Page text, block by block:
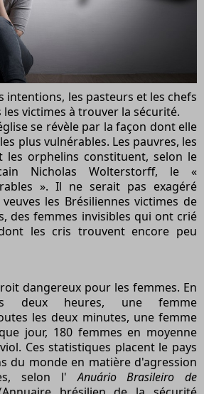
intentions, les pasteurs et les chefs
victimes à trouver la sécurité.
se révèle par la façon dont elle
plus vulnérables. Les pauvres, les
les orphelins constituent, selon le
Nicholas Wolterstorff, le «
». Il ne serait pas exagéré
les Brésiliennes victimes de
des femmes invisibles qui ont crié
les cris trouvent encore peu
dangereux pour les femmes. En
deux heures, une femme
les deux minutes, une femme
jour, 180 femmes en moyenne
Ces statistiques placent le pays
du monde en matière d'agression
selon l'Anuário Brasileiro de